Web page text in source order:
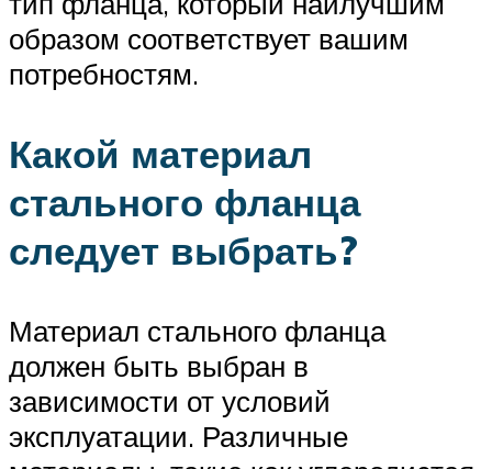
образом соответствует вашим
потребностям.
Какой материал
стального фланца
следует выбрать?
Материал стального фланца
должен быть выбран в
зависимости от условий
эксплуатации. Различные